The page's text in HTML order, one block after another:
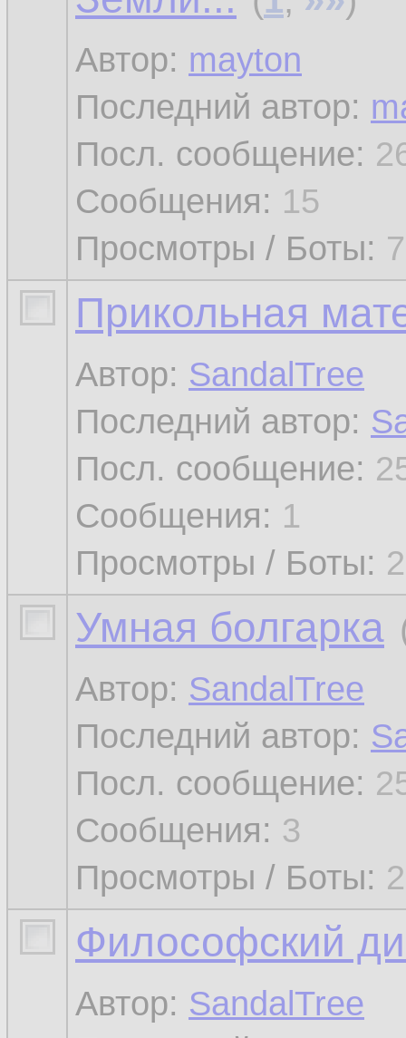
Автор: mayton
Последний автор:
Посл. сообщение:
Сообщения: 15
Просмотры / Боты:
Прикольная
Автор: SandalTree
Последний автор:
Посл. сообщение:
Сообщения: 1
Просмотры / Боты:
Умная болгарка
Автор: SandalTree
Последний автор:
Посл. сообщение:
Сообщения: 3
Просмотры / Боты:
Философский
Автор: SandalTree